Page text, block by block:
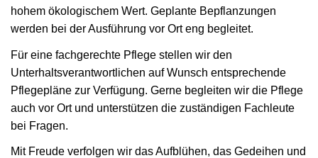
hohem ökologischem Wert. Geplante Bepflanzungen
werden bei der Ausführung vor Ort eng begleitet.
Für eine fachgerechte Pflege stellen wir den
Unterhaltsverantwortlichen auf Wunsch entsprechende
Pflegepläne zur Verfügung. Gerne begleiten wir die Pflege
auch vor Ort und unterstützen die zuständigen Fachleute
bei Fragen.
Mit Freude verfolgen wir das Aufblühen, das Gedeihen und